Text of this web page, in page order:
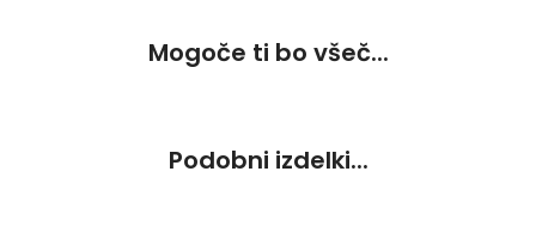
Mogoče ti bo všeč...
Podobni izdelki...